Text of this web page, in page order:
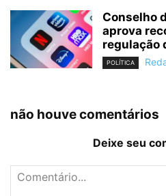
Conselho
aprova
regulação
POLÍTICA
não houve comentários
Deixe seu